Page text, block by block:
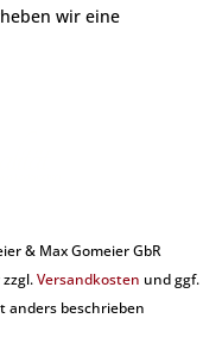
wir eine
& Max Gomeier GbR
Versandkosten und ggf.
anders beschrieben